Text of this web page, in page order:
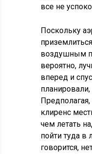
все не
Поскольку
воздушным
вероятно,
вперед и
планировали,
Предполагая,
клиренс
чем летать
пойти туда в
говорится,